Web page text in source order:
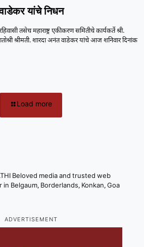
यांचे निधन
तसेच महाराष्ट्र एकीकरण समितीचे कार्यकर्ते श्री.
श्रीमती. शारदा अनंत वाडेकर यांचे आज शनिवार दिनांक
Load more
Beloved media and trusted web
Belgaum, Borderlands, Konkan, Goa
ADVERTISEMENT